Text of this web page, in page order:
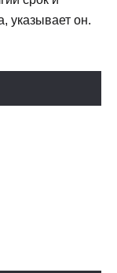
указывает он.